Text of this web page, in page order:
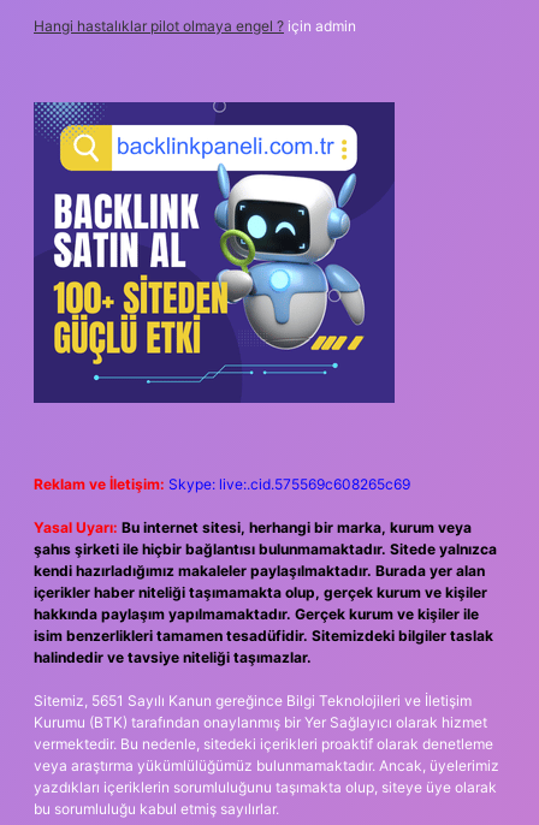
Hangi hastalıklar pilot olmaya engel ? için admin
Reklam ve İletişim: Skype: live:.cid.575569c608265c69
Yasal Uyarı: Bu internet sitesi, herhangi bir marka, kurum veya
şahıs şirketi ile hiçbir bağlantısı bulunmamaktadır. Sitede yalnızca
kendi hazırladığımız makaleler paylaşılmaktadır. Burada yer alan
içerikler haber niteliği taşımamakta olup, gerçek kurum ve kişiler
hakkında paylaşım yapılmamaktadır. Gerçek kurum ve kişiler ile
isim benzerlikleri tamamen tesadüfidir. Sitemizdeki bilgiler taslak
halindedir ve tavsiye niteliği taşımazlar.
Sitemiz, 5651 Sayılı Kanun gereğince Bilgi Teknolojileri ve İletişim
Kurumu (BTK) tarafından onaylanmış bir Yer Sağlayıcı olarak hizmet
vermektedir. Bu nedenle, sitedeki içerikleri proaktif olarak denetleme
veya araştırma yükümlülüğümüz bulunmamaktadır. Ancak, üyelerimiz
yazdıkları içeriklerin sorumluluğunu taşımakta olup, siteye üye olarak
bu sorumluluğu kabul etmiş sayılırlar.